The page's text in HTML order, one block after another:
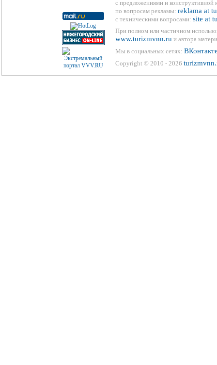
с предложениями и конструктивной
по вопросам рекламы: reklama at
с техническими вопросами: site at
При полном или частичном
www.turizmvnn.ru и автора
Мы в социальных сетях:
Copyright © 2010 - 2026